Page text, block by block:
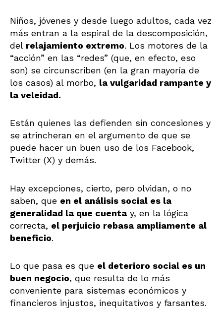
Niños, jóvenes y desde luego adultos, cada vez
más entran a la espiral de la descomposición,
del relajamiento extremo. Los motores de la
“acción” en las “redes” (que, en efecto, eso
son) se circunscriben (en la gran mayoría de
los casos) al morbo, la vulgaridad rampante y
la veleidad.
Están quienes las defienden sin concesiones y
se atrincheran en el argumento de que se
puede hacer un buen uso de los Facebook,
Twitter (X) y demás.
Hay excepciones, cierto, pero olvidan, o no
saben, que en el análisis social es la
generalidad la que cuenta y, en la lógica
correcta, el perjuicio rebasa ampliamente al
beneficio.
Lo que pasa es que el deterioro social es un
buen negocio, que resulta de lo más
conveniente para sistemas económicos y
financieros injustos, inequitativos y farsantes.